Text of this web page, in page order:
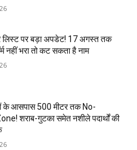
लिस्ट पर बड़ा अपडेट! 17 अगस्त तक
नहीं भरा तो कट सकता है नाम
के आसपास 500 मीटर तक No-
शराब-गुटका समेत नशीले पदार्थों की